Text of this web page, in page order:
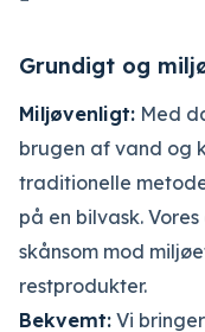
Grundigt og
Miljøvenligt: Med
brugen af vand og
traditionelle
på en bilvask.
skånsom mod
restprodukter.
Bekvemt: Vi